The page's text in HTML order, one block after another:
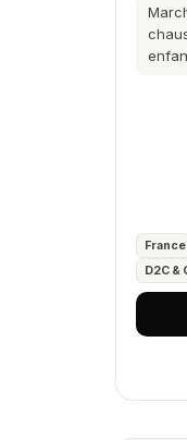
France
D2C &